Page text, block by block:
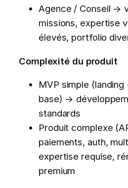
Agence / Conseil →
missions, expertise
élevés, portfolio
Complexité du produit
MVP simple
base) →
standards
Produit complexe
paiements, auth,
expertise requise,
premium